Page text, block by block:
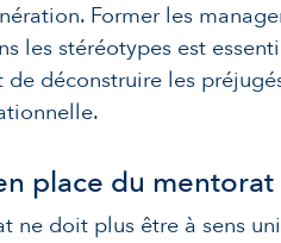
Former les
les stéréotypes est
de déconstruire les
place du
ne doit plus être à sens